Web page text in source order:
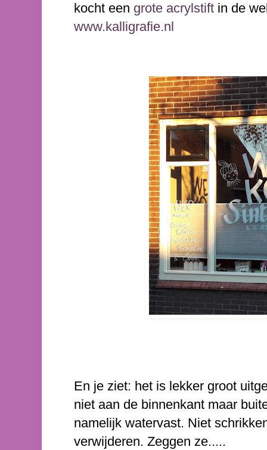
kocht een grote acrylstift in de
www.kalligrafie.nl
En je ziet: het is lekker groot
niet aan de binnenkant maar
namelijk watervast. Niet
verwijderen. Zeggen ze.....